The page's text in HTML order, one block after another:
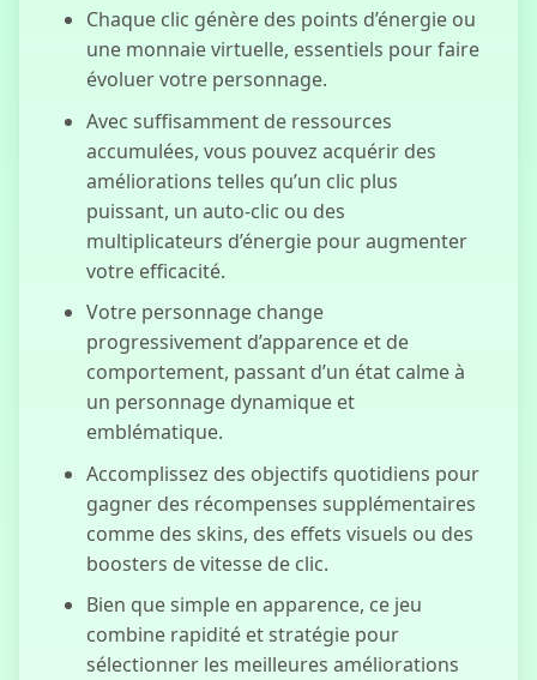
Sprunki Phase
Chaque clic génère des points d’énergie ou
une monnaie virtuelle, essentiels pour faire
évoluer votre personnage.
Avec suffisamment de ressources
accumulées, vous pouvez acquérir des
améliorations telles qu’un clic plus
puissant, un auto-clic ou des
multiplicateurs d’énergie pour augmenter
votre efficacité.
Votre personnage change
progressivement d’apparence et de
comportement, passant d’un état calme à
un personnage dynamique et
emblématique.
Accomplissez des objectifs quotidiens pour
gagner des récompenses supplémentaires
comme des skins, des effets visuels ou des
boosters de vitesse de clic.
Bien que simple en apparence, ce jeu
combine rapidité et stratégie pour
sélectionner les meilleures améliorations